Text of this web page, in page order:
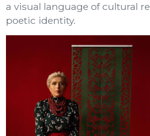
a visual language of cultural
poetic identity.